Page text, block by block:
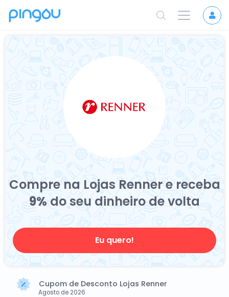
Compre na Lojas Renner e receba
9% do seu dinheiro de volta
Eu quero!
Cupom de Desconto Lojas Renner
Agosto de 2026